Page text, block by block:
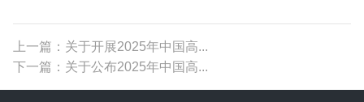
上一篇：关于开展2025年中国高...
下一篇：关于公布2025年中国高...